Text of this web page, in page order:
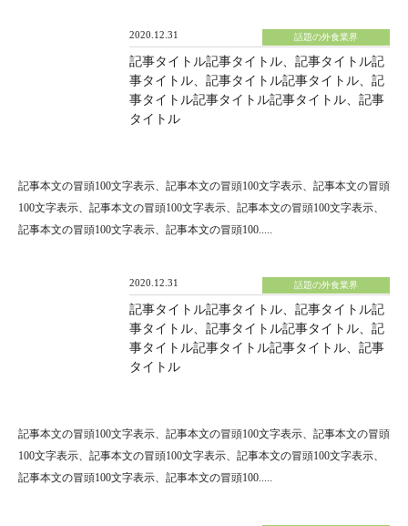
2020.12.31 話題の外食業界
記事タイトル記事タイトル、記事タイトル記
事タイトル、記事タイトル記事タイトル、記
事タイトル記事タイトル記事タイトル、記事
タイトル
記事本文の冒頭100文字表示、記事本文の冒頭100文字表示、記事本文の冒頭
100文字表示、記事本文の冒頭100文字表示、記事本文の冒頭100文字表示、
記事本文の冒頭100文字表示、記事本文の冒頭100.....
2020.12.31 話題の外食業界
記事タイトル記事タイトル、記事タイトル記
事タイトル、記事タイトル記事タイトル、記
事タイトル記事タイトル記事タイトル、記事
タイトル
記事本文の冒頭100文字表示、記事本文の冒頭100文字表示、記事本文の冒頭
100文字表示、記事本文の冒頭100文字表示、記事本文の冒頭100文字表示、
記事本文の冒頭100文字表示、記事本文の冒頭100.....